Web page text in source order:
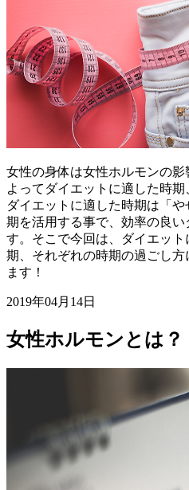
女性の身体は女性ホルモンの
よってダイエットに適した時期
ダイエットに適した時期は「
期を活用する事で、効率の良
す。そこで今回は、ダイエッ
期、それぞれの時期の過ごし
ます！
2019年04月14日
女性ホルモンとは？